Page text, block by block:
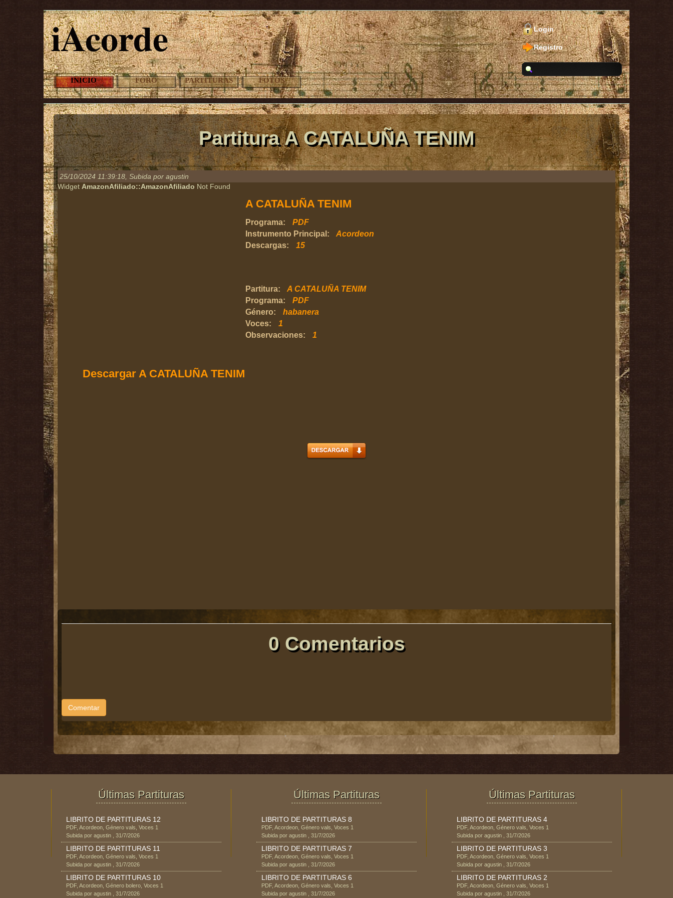
iAcorde Login
Registro
INICIO FORO PARTITURAS FOTOS
Partitura A CATALUÑA TENIM
25/10/2024 11:39:18 , Subida por agustin
Widget AmazonAfiliado::AmazonAfiliado Not Found
A CATALUÑA TENIM
Programa:
PDF
Instrumento Principal:
Acordeon
Descargas:
15
Partitura:
A CATALUÑA TENIM
Programa:
PDF
Género:
habanera
Voces:
1
Observaciones:
1
Descargar A CATALUÑA TENIM
0 Comentarios
Comentar
Últimas Partituras
LIBRITO DE PARTITURAS 12
PDF, Acordeon , Género vals , Voces 1
Subida por agustin 31/7/2026
LIBRITO DE PARTITURAS 11
PDF, Acordeon , Género vals , Voces 1
Subida por agustin 31/7/2026
LIBRITO DE PARTITURAS 10
PDF, Acordeon , Género bolero , Voces 1
Subida por agustin 31/7/2026
Últimas Partituras
LIBRITO DE PARTITURAS 8
PDF, Acordeon , Género vals , Voces 1
Subida por agustin 31/7/2026
LIBRITO DE PARTITURAS 7
PDF, Acordeon , Género vals , Voces 1
Subida por agustin 31/7/2026
LIBRITO DE PARTITURAS 6
PDF, Acordeon , Género vals , Voces 1
Subida por agustin 31/7/2026
Últimas Partituras
LIBRITO DE PARTITURAS 4
PDF, Acordeon , Género vals , Voces 1
Subida por agustin 31/7/2026
LIBRITO DE PARTITURAS 3
PDF, Acordeon , Género vals , Voces 1
Subida por agustin 31/7/2026
LIBRITO DE PARTITURAS 2
PDF, Acordeon , Género vals , Voces 1
Subida por agustin 31/7/2026